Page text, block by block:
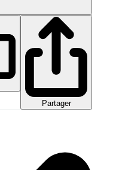
Partager